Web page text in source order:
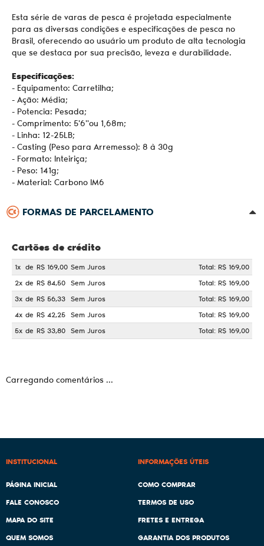
Esta série de varas de pesca é projetada especialmente
para as diversas condições e especificações de pesca no
Brasil, oferecendo ao usuário um produto de alta tecnologia
que se destaca por sua precisão, leveza e durabilidade.
Especificações:
- Equipamento: Carretilha;
- Ação: Média;
- Potencia: Pesada;
- Comprimento: 5'6''ou 1,68m;
- Linha: 12-25LB;
- Casting (Peso para Arremesso): 8 à 30g
- Formato: Inteiriça;
- Peso: 141g;
- Material: Carbono IM6
FORMAS DE PARCELAMENTO
Cartões de crédito
1x de R$ 169,00 Sem Juros
Total: R$ 169,00
2x de R$ 84,50 Sem Juros
Total: R$ 169,00
3x de R$ 56,33 Sem Juros
Total: R$ 169,00
4x de R$ 42,25 Sem Juros
Total: R$ 169,00
5x de R$ 33,80 Sem Juros Total: R$ 169,00
Carregando comentários ...
INSTITUCIONAL
PÁGINA INICIAL
FALE CONOSCO
MAPA DO SITE
QUEM SOMOS
INFORMAÇÕES ÚTEIS
COMO COMPRAR
TERMOS DE USO
FRETES E ENTREGA
GARANTIA DOS PRODUTOS